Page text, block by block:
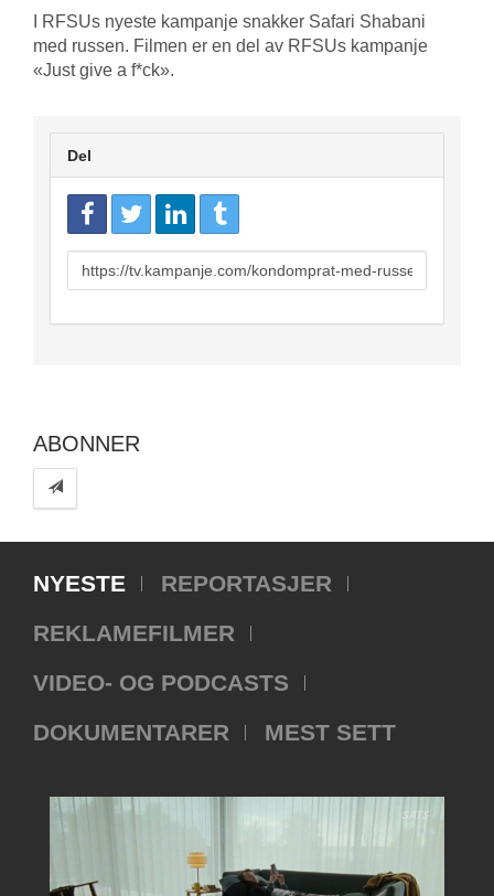
I RFSUs nyeste kampanje snakker Safari Shabani
med russen. Filmen er en del av RFSUs kampanje
«Just give a f*ck».
Del
URL
to
ABONNER
NYESTE
REPORTASJER
REKLAMEFILMER
VIDEO- OG PODCASTS
DOKUMENTARER
MEST SETT